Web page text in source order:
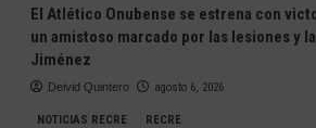
El Atlético Onubense se estrena con
un amistoso marcado por las lesiones y
Jiménez
Deivid Quintero agosto 6, 2026
NOTICIAS RECRE RECRE